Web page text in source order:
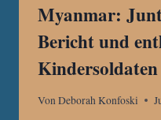
Myanmar:
Bericht und
Kindersoldaten
VonDeborah Konfoski